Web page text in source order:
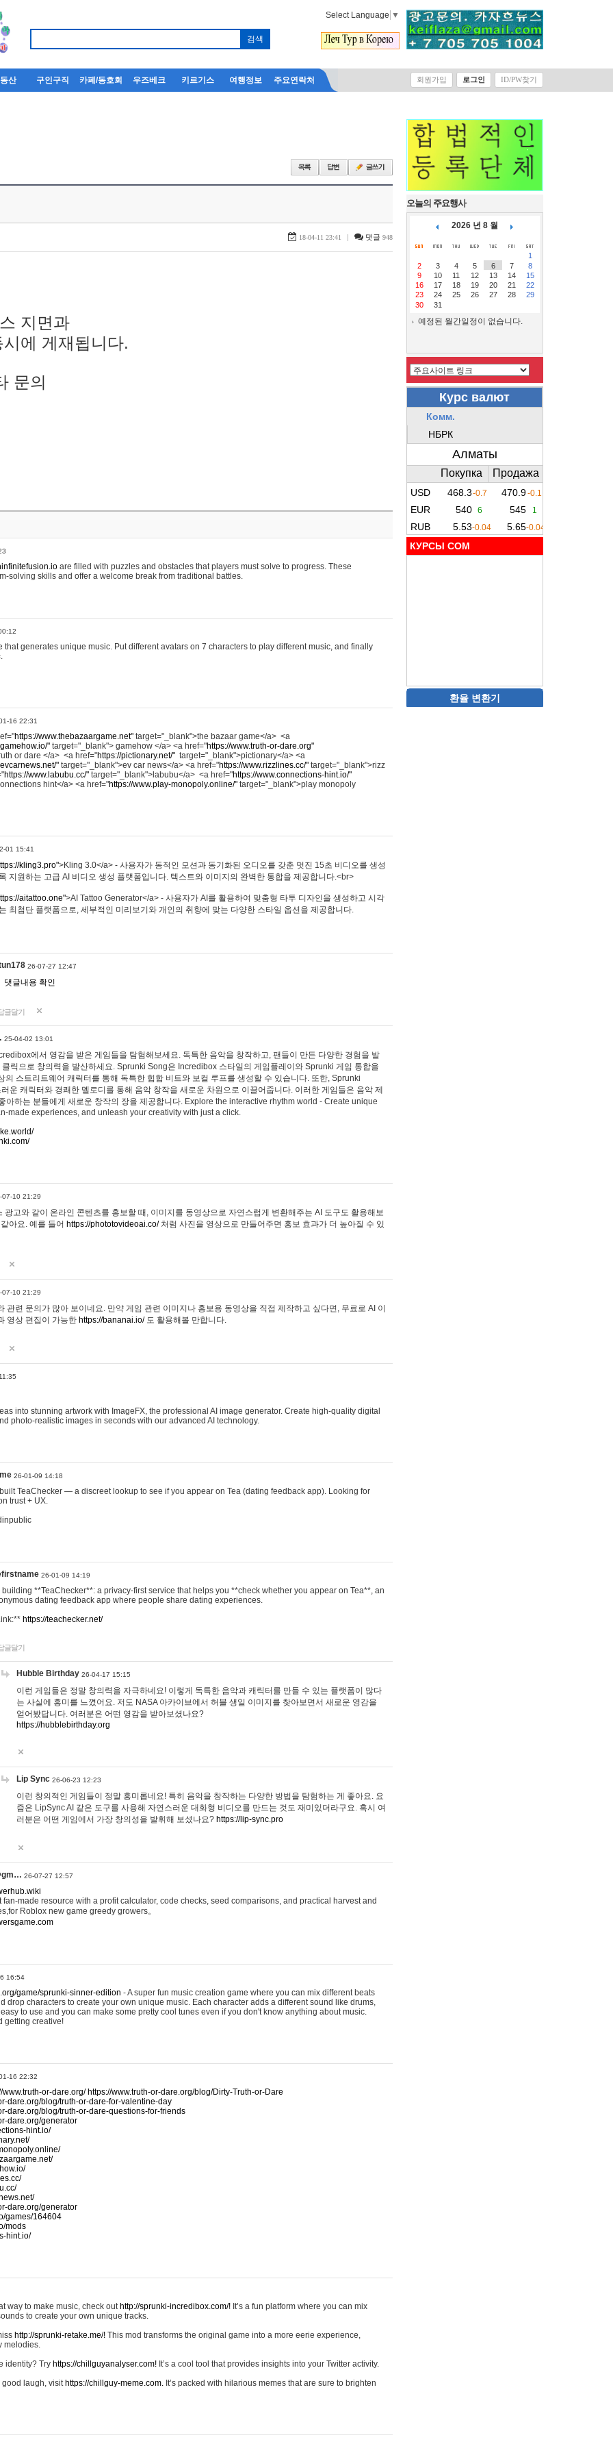
Select Language ▼
산 구인구직 카페/동호회 우즈베크 키르기스 여행정보 주요연락처 회원가입 로그인 ID/PW찾기
18-04-11 23:41 | 댓글 948
지면과
에 게재됩니다.
문의
are filled with puzzles and obstacles that players must solve to progress. These
solving skills and offer a welcome break from traditional battles.
that generates unique music. Put different avatars on 7 characters to play different music, and finally
16 22:31
https://www.thebazaargame.net" target="_blank">the bazaar game</a> <a
" target="_blank"> gamehow </a> <a href="https://www.truth-or-dare.org"
or dare </a> <a href="https://pictionary.net/" target="_blank">pictionary</a> <a
" target="_blank">ev car news</a> <a href="https://www.rizzlines.cc/" target="_blank">rizz
https://www.labubu.cc/" target="_blank">labubu</a> <a href="https://www.connections-hint.io/"
hint</a> <a href="https://www.play-monopoly.online/" target="_blank">play monopoly
01 15:41
kling3.pro">Kling 3.0</a> - 사용자가 동적인 모션과 동기화된 오디오를 갖춘 멋진 15초 비디오를 생성
지원하는 고급 AI 비디오 생성 플랫폼입니다. 텍스트와 이미지의 완벽한 통합을 제공합니다.<br>
aitattoo.one">AI Tattoo Generator</a> - 사용자가 AI를 활용하여 맞춤형 타투 디자인을 생성하고 시각
최첨단 플랫폼으로, 세부적인 미리보기와 개인의 취향에 맞는 다양한 스타일 옵션을 제공합니다.
26-07-27 12:47
댓글내용 확인
글달기
25-04-02 13:01
에서 영감을 받은 게임들을 탐험해보세요. 독특한 음악을 창작하고, 팬들이 만든 다양한 경험을 발
클릭으로 창의력을 발산하세요. Sprunki Song은 Incredibox 스타일의 게임플레이와 Sprunki 게임 통합을
의 스트리트웨어 캐릭터를 통해 독특한 힙합 비트와 보컬 루프를 생성할 수 있습니다. 또한, Sprunki
운 캐릭터와 경쾌한 멜로디를 통해 음악 창작을 새로운 차원으로 이끌어줍니다. 이러한 게임들은 음악 제
아하는 분들에게 새로운 창작의 장을 제공합니다. Explore the interactive rhythm world - Create unique
made experiences, and unleash your creativity with just a click.
07-10 21:29
광고와 같이 온라인 콘텐츠를 홍보할 때, 이미지를 동영상으로 자연스럽게 변환해주는 AI 도구도 활용해보
아요. 예를 들어 https://phototovideoai.co/처럼 사진을 영상으로 만들어주면 홍보 효과가 더 높아질 수 있
07-10 21:29
관련 문의가 많아 보이네요. 만약 게임 관련 이미지나 홍보용 동영상을 직접 제작하고 싶다면, 무료로 AI 이
영상 편집이 가능한 https://bananai.io/도 활용해볼 만합니다.
into stunning artwork with ImageFX, the professional AI image generator. Create high-quality digital
photo-realistic images in seconds with our advanced AI technology.
26-01-09 14:18
TeaChecker — a discreet lookup to see if you appear on Tea (dating feedback app). Looking for
trust + UX.
26-01-09 14:19
building **TeaChecker**: a privacy-first service that helps you **check whether you appear on Tea**, an
dating feedback app where people share dating experiences.
https://teachecker.net/
글달기
Hubble Birthday 26-04-17 15:15
이런 게임들은 정말 창의력을 자극하네요! 이렇게 독특한 음악과 캐릭터를 만들 수 있는 플랫폼이 많다
는 사실에 흥미를 느꼈어요. 저도 NASA 아카이브에서 허블 생일 이미지를 찾아보면서 새로운 영감을
얻어봤답니다. 여러분은 어떤 영감을 받아보셨나요?
https://hubblebirthday.org
Lip Sync 26-06-23 12:23
이런 창의적인 게임들이 정말 흥미롭네요! 특히 음악을 창작하는 다양한 방법을 탐험하는 게 좋아요. 요
즘은 LipSync AI 같은 도구를 사용해 자연스러운 대화형 비디오를 만드는 것도 재미있더라구요. 혹시 여
러분은 어떤 게임에서 가장 창의성을 발휘해 보셨나요? https://lip-sync.pro
26-07-27 12:57
made resource with a profit calculator, code checks, seed comparisons, and practical harvest and
Roblox new game greedy growers。
16:54
game/sprunki-sinner-edition - A super fun music creation game where you can mix different beats
drop characters to create your own unique music. Each character adds a different sound like drums,
to use and you can make some pretty cool tunes even if you don't know anything about music.
getting creative!
16 22:32
www.truth-or-dare.org/ https://www.truth-or-dare.org/blog/Dirty-Truth-or-Dare
dare.org/blog/truth-or-dare-for-valentine-day
dare.org/blog/truth-or-dare-questions-for-friends
dare.org/generator
hint.io/
dare.org/generator
games/164604
mods
hint.io/
way to make music, check out http://sprunki-incredibox.com/! It’s a fun platform where you can mix
to create your own unique tracks.
http://sprunki-retake.me/! This mod transforms the original game into a more eerie experience,
melodies.
identity? Try https://chillguyanalyser.com! It’s a cool tool that provides insights into your Twitter activity.
good laugh, visit https://chillguy-meme.com. It’s packed with hilarious memes that are sure to brighten
오늘의 주요행사
2026 년 8 월
1
2
3 4 5 6 7
8
9
10 11 12 13 14
15
16
17 18 19 20 21
22
23
24 25 26 27 28
29
30
31
예정된 월간일정이 없습니다.
КУРСЫ COM
환율 변환기